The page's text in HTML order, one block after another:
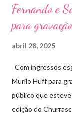
Fernando e
para
abril 28, 2025
Com ingressos
Murilo Huff para
público que
edição do